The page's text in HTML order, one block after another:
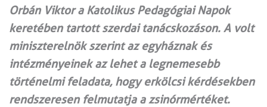
Orbán Viktor a Katolikus Pedagógiai Napok
keretében tartott szerdai tanácskozáson. A volt
miniszterelnök szerint az egyháznak és
intézményeinek az lehet a legnemesebb
történelmi feladata, hogy erkölcsi kérdésekben
rendszeresen felmutatja a zsinórmértéket.